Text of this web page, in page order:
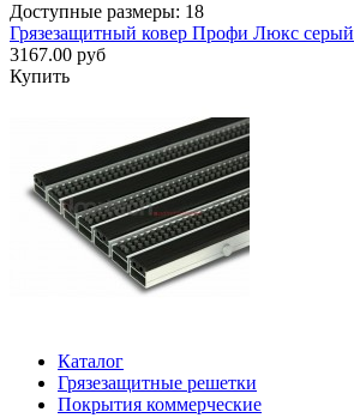
Доступные размеры: 18
Грязезащитный ковер Профи Люкс серый
3167.00 руб
Купить
Каталог
Грязезащитные решетки
Покрытия коммерческие